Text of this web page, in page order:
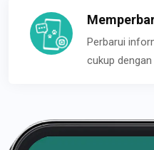
Perbarui
cukup